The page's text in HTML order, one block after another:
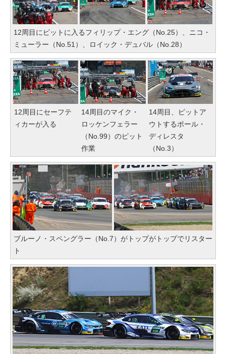
12周目にピットに入るフィリップ・エング（No.25）、ニコ・
ミューラー（No.51）、ロイック・デュバル（No.28）
12周目にセーフテ
ィカーが入る
14周目のマイク・
ロッケンフェラー
（No.99）のピット
作業
14周目、ピットア
ウトするポール・
ディレスタ
（No.3）
ブルーノ・スペングラー（No.7）がトップがトップでリスター
ト